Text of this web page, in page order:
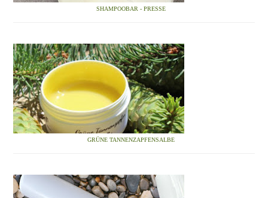
SHAMPOOBAR - PRESSE
GRÜNE TANNENZAPFENSALBE